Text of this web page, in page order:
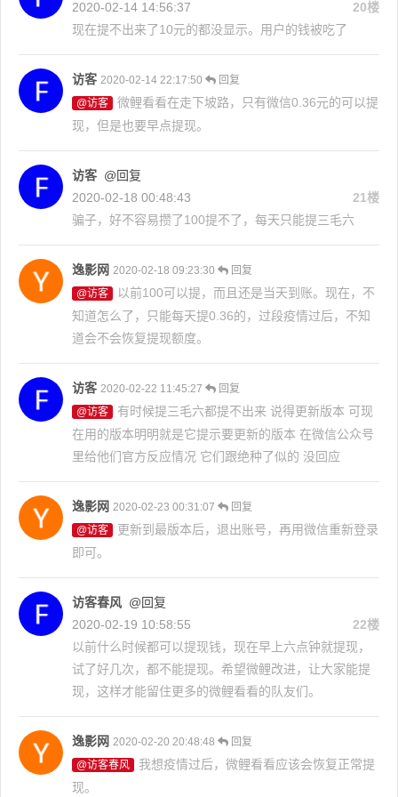
2020-02-14 14:56:37
20楼
现在提不出来了10元的都没显示。用户的钱被吃了
访客 2020-02-14 22:17:50
回复
@访客
微鲤看看在走下坡路，只有微信0.36元的可以提
现，但是也要早点提现。
访客 @回复
2020-02-18 00:48:43
21楼
骗子，好不容易攒了100提不了，每天只能提三毛六
逸影网 2020-02-18 09:23:30
回复
@访客
以前100可以提，而且还是当天到账。现在，不
知道怎么了，只能每天提0.36的，过段疫情过后，不知
道会不会恢复提现额度。
访客 2020-02-22 11:45:27
回复
@访客
有时候提三毛六都提不出来 说得更新版本 可现
在用的版本明明就是它提示要更新的版本 在微信公众号
里给他们官方反应情况 它们跟绝种了似的 没回应
逸影网 2020-02-23 00:31:07
回复
@访客
更新到最版本后，退出账号，再用微信重新登录
即可。
访客春风 @回复
2020-02-19 10:58:55
22楼
以前什么时候都可以提现钱，现在早上六点钟就提现，
试了好几次，都不能提现。希望微鲤改进，让大家能提
现，这样才能留住更多的微鲤看看的队友们。
逸影网 2020-02-20 20:48:48
回复
@访客春风
我想疫情过后，微鲤看看应该会恢复正常提
现。